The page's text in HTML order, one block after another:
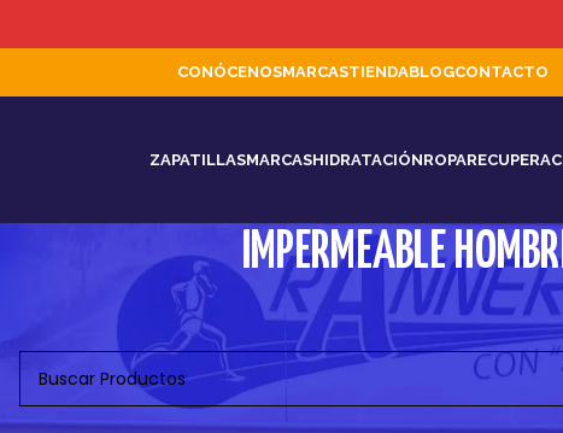
CONÓCENOSMARCASTIENDABLOGCONTACTO
ZAPATILLASMARCASHIDRATACIÓNROPA
IMPERMEABLE
No se han encontrado productos que coincidan con tu